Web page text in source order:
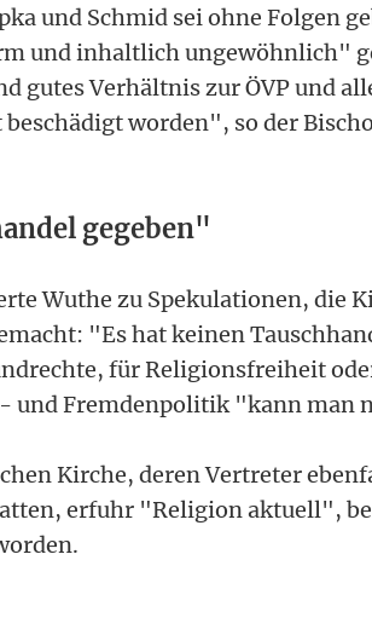
und Schmid sei ohne Folgen
und inhaltlich ungewöhnlich"
gutes Verhältnis zur ÖVP und
worden", so der
gegeben"
Wuthe zu Spekulationen, die
"Es hat keinen
für Religionsfreiheit
und Fremdenpolitik "kann man
Kirche, deren Vertreter
erfuhr "Religion aktuell",